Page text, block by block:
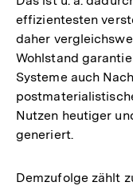
effizientesten
daher
Wohlstand
Systeme auch
Nutzen heutiger
generiert.
Demzufolge zählt